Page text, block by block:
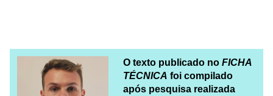
O texto publicado no FICHA
TÉCNICA foi compilado
após pesquisa realizada